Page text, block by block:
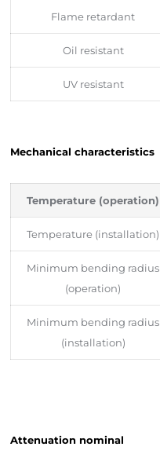
Flame retardant
Oil resistant
UV resistant
Mechanical characteristics
Temperature (operation)
Temperature (installation)
Minimum bending radius
(operation)
Minimum bending radius
(installation)
Attenuation nominal